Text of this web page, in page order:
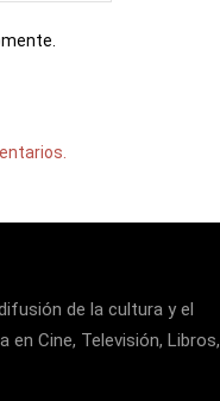
de la cultura y el
en Cine, Televisión, Libros,